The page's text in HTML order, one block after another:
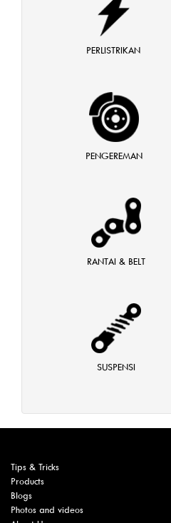
PERLISTRIKAN
PENGEREMAN
RANTAI & BELT
SUSPENSI
Tips & Tricks
Products
Blogs
Photos and videos